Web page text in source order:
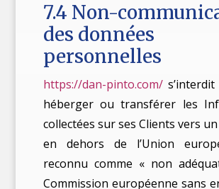
7.4 Non-
des données
personnelles
https://dan-pinto.com/
héberger ou transférer les
collectées sur ses Clients vers
en dehors de l’Union
reconnu comme « non
Commission européenne sans